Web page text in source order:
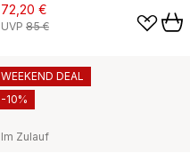
72,20 €
UVP 85 €
Im Zulauf
WEEKEND DEAL
-10%